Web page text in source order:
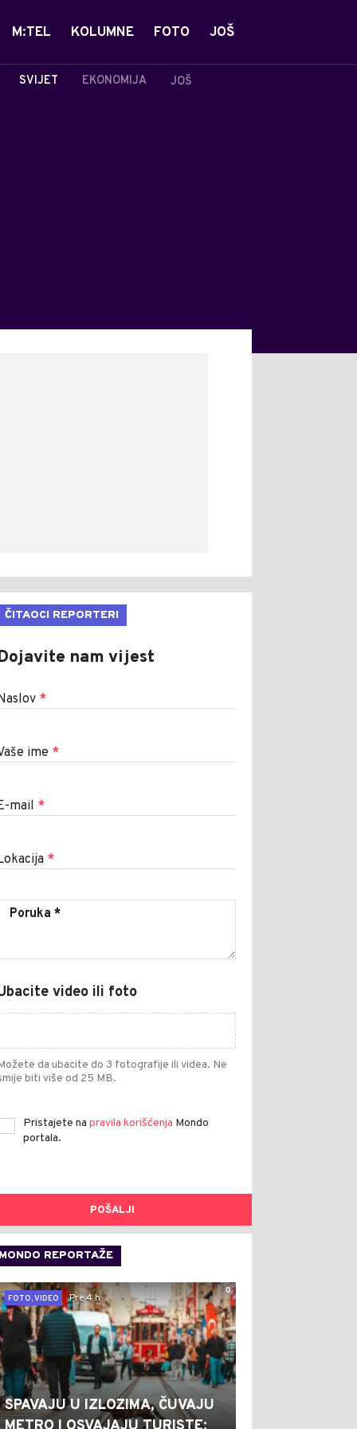
SVIJET EKONOMIJA JOŠ
M:TEL KOLUMNE FOTO JOŠ
ČITAOCI REPORTERI
nam vijest
*
ime *
mail *
*
video ili foto
da ubacite do 3 fotografije ili videa. Ne
biti više od 25 MB.
Pristajete na pravila korišćenja Mondo
portala.
POŠALJI
MONDO REPORTAŽE
0
FOTO, VIDEO
Pre 4 h
SPAVAJU U IZLOZIMA, ČUVAJU